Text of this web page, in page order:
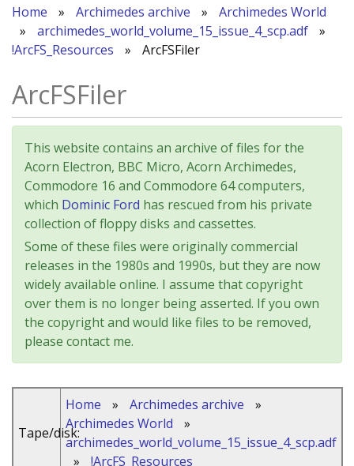
Home » Archimedes archive »
Archimedes World
»
archimedes_world_volume_15_issue_4_scp.adf
»
!ArcFS_Resources
» ArcFSFiler
ArcFSFiler
This website contains an archive of files for the
Acorn Electron, BBC Micro, Acorn Archimedes,
Commodore 16 and Commodore 64 computers,
which Dominic Ford has rescued from his private
collection of floppy disks and cassettes.
Some of these files were originally commercial
releases in the 1980s and 1990s, but they are now
widely available online. I assume that copyright
over them is no longer being asserted. If you own
the copyright and would like files to be removed,
please contact me.
Tape/disk:
Home » Archimedes archive
»
Archimedes World
»
archimedes_world_volume_15_issue_4_scp.adf
»
!ArcFS_Resources